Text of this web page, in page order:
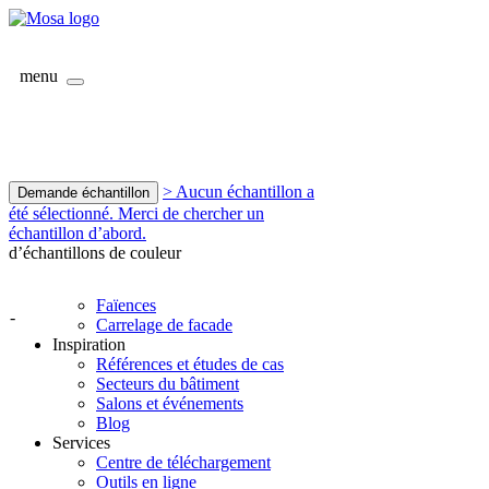
menu
Demande échantillon
> Aucun échantillon a
été sélectionné. Merci de chercher un
échantillon d’abord.
d’échantillons de couleur
-
Faïences
Carrelage de facade
Inspiration
Références et études de cas
Secteurs du bâtiment
Salons et événements
Blog
Services
Centre de téléchargement
Outils en ligne